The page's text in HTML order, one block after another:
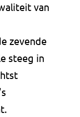
van
zevende
steeg in